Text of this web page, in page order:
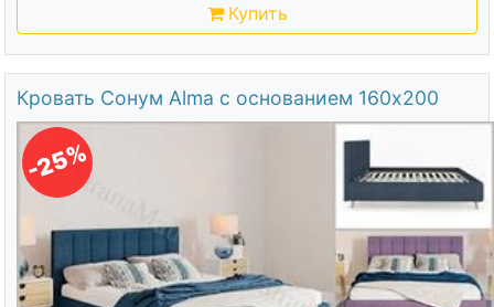
Купить
Кровать Сонум Alma с основанием 160х200
-25%